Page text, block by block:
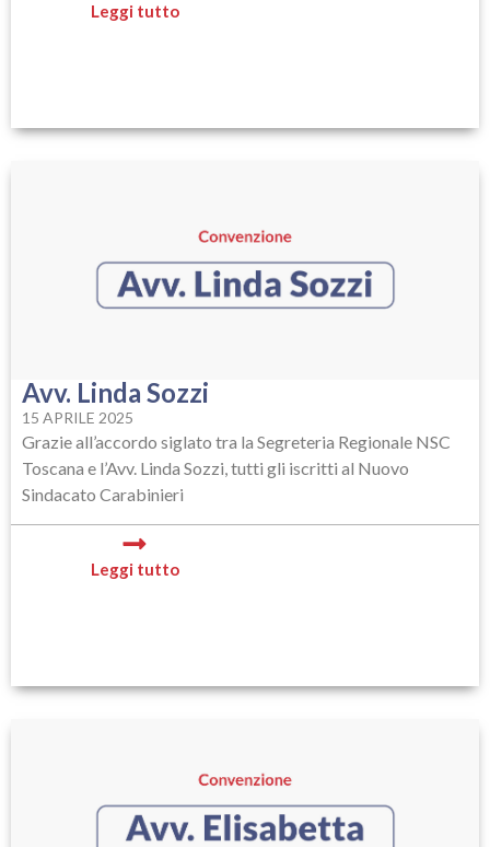
Leggi tutto
Avv. Linda Sozzi
15 APRILE 2025
Grazie all’accordo siglato tra la Segreteria Regionale NSC
Toscana e l’Avv. Linda Sozzi, tutti gli iscritti al Nuovo
Sindacato Carabinieri
Leggi tutto